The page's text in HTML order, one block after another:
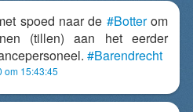
spoed naar de #Botterom
(tillen) aan het eerder
#Barendrecht
om 15:43:45